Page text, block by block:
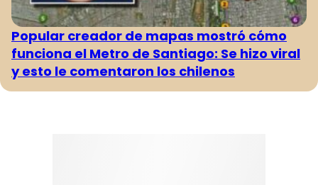
Popular creador de mapas mostró cómo
funciona el Metro de Santiago: Se hizo viral
y esto le comentaron los chilenos